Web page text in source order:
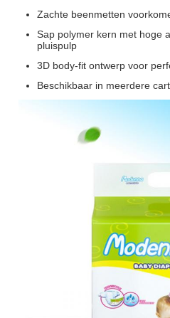
Zachte beenmetten
Sap polymer kern met hoge
pluispulp
3D body-fit ontwerp voor
Beschikbaar in meerdere